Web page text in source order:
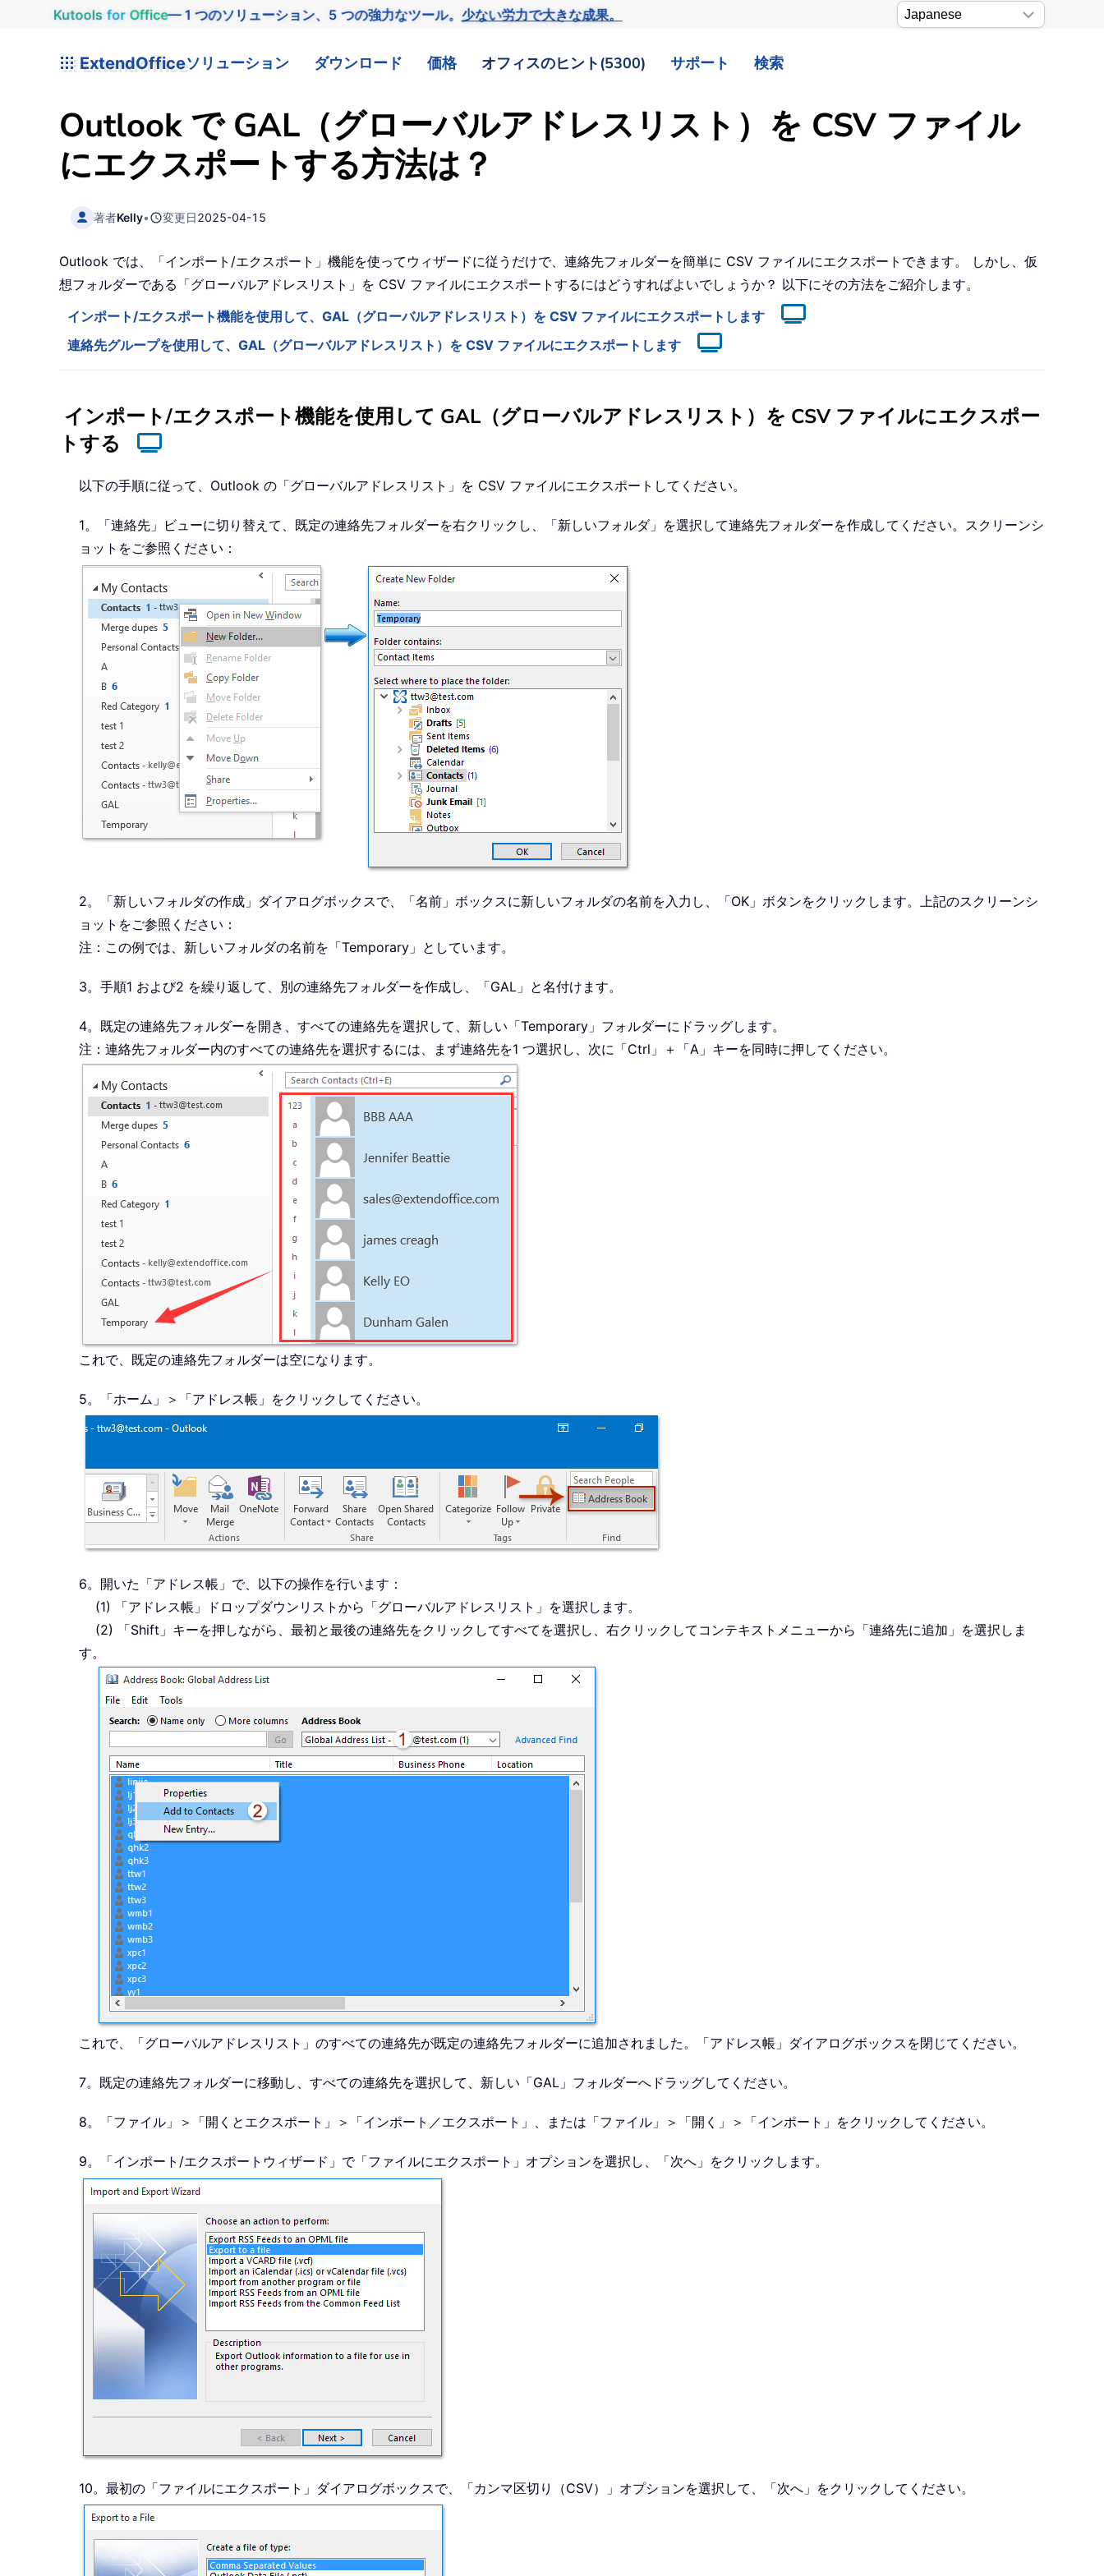
Kutools for Office— 1 つのソリューション、5 つの強力なツール。少ない労力で大きな成果。
ExtendOfficeソリューション ダウンロード 価格 オフィスのヒント(5300) サポート 検索
Outlook で GAL（グローバルアドレスリスト）を CSV ファイル
にエクスポートする方法は？
著者Kelly• 変更日2025-04-15
Outlook では、「インポート/エクスポート」機能を使ってウィザードに従うだけで、連絡先フォルダーを簡単に CSV ファイルにエクスポートできます。 しかし、仮
想フォルダーである「グローバルアドレスリスト」を CSV ファイルにエクスポートするにはどうすればよいでしょうか？ 以下にその方法をご紹介します。
インポート/エクスポート機能を使用して、GAL（グローバルアドレスリスト）を CSV ファイルにエクスポートします
連絡先グループを使用して、GAL（グローバルアドレスリスト）を CSV ファイルにエクスポートします
インポート/エクスポート機能を使用して GAL（グローバルアドレスリスト）を CSV ファイルにエクスポー
トする
以下の手順に従って、Outlook の「グローバルアドレスリスト」を CSV ファイルにエクスポートしてください。
1。「連絡先」ビューに切り替えて、既定の連絡先フォルダーを右クリックし、「新しいフォルダ」を選択して連絡先フォルダーを作成してください。スクリーンシ
ョットをご参照ください：
2。「新しいフォルダの作成」ダイアログボックスで、「名前」ボックスに新しいフォルダの名前を入力し、「OK」ボタンをクリックします。上記のスクリーンシ
ョットをご参照ください：
注：この例では、新しいフォルダの名前を「Temporary」としています。
3。手順1 および2 を繰り返して、別の連絡先フォルダーを作成し、「GAL」と名付けます。
4。既定の連絡先フォルダーを開き、すべての連絡先を選択して、新しい「Temporary」フォルダーにドラッグします。
注：連絡先フォルダー内のすべての連絡先を選択するには、まず連絡先を1 つ選択し、次に「Ctrl」＋「A」キーを同時に押してください。
これで、既定の連絡先フォルダーは空になります。
5。「ホーム」＞「アドレス帳」をクリックしてください。
6。開いた「アドレス帳」で、以下の操作を行います：
(1) 「アドレス帳」ドロップダウンリストから「グローバルアドレスリスト」を選択します。
(2) 「Shift」キーを押しながら、最初と最後の連絡先をクリックしてすべてを選択し、右クリックしてコンテキストメニューから「連絡先に追加」を選択しま
す。
これで、「グローバルアドレスリスト」のすべての連絡先が既定の連絡先フォルダーに追加されました。「アドレス帳」ダイアログボックスを閉じてください。
7。既定の連絡先フォルダーに移動し、すべての連絡先を選択して、新しい「GAL」フォルダーへドラッグしてください。
8。「ファイル」＞「開くとエクスポート」＞「インポート／エクスポート」、または「ファイル」＞「開く」＞「インポート」をクリックしてください。
9。「インポート/エクスポートウィザード」で「ファイルにエクスポート」オプションを選択し、「次へ」をクリックします。
10。最初の「ファイルにエクスポート」ダイアログボックスで、「カンマ区切り（CSV）」オプションを選択して、「次へ」をクリックしてください。